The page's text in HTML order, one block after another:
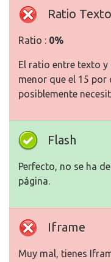
Ratio
Ratio : 0%
El ratio entre texto y
menor que el 15
posiblemente
Flash
Perfecto, no se ha
página.
Iframe
Muy mal, tienes